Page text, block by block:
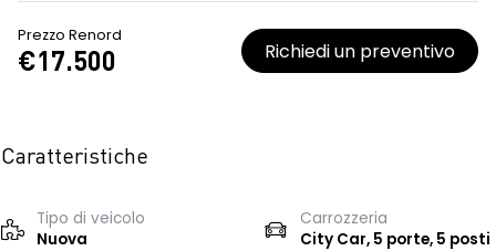
Prezzo Renord
€17.500 Richiedi un preventivo
Caratteristiche
Tipo di veicolo
Nuova
Carrozzeria
City Car, 5 porte, 5 posti